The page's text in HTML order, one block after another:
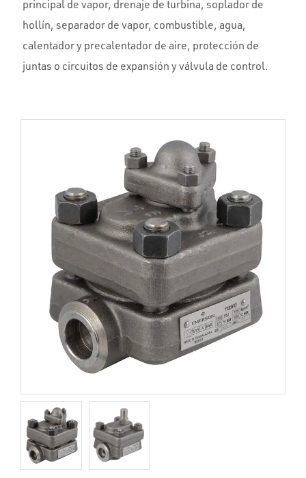
principal de vapor, drenaje de turbina, soplador de
hollín, separador de vapor, combustible, agua,
calentador y precalentador de aire, protección de
juntas o circuitos de expansión y válvula de control.